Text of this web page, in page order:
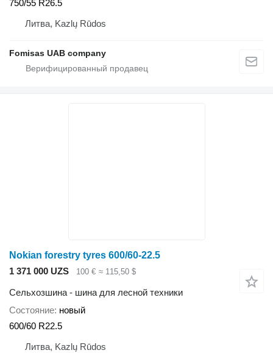
750/55 R26.5
Литва, Kazlų Rūdos
Fomisas UAB company
Nokian forestry tyres 600/60-22.5
1 371 000 UZS
100 € ≈ 115,50 $
Сельхозшина - шина для лесной техники
Состояние новый
600/60 R22.5
Литва, Kazlų Rūdos